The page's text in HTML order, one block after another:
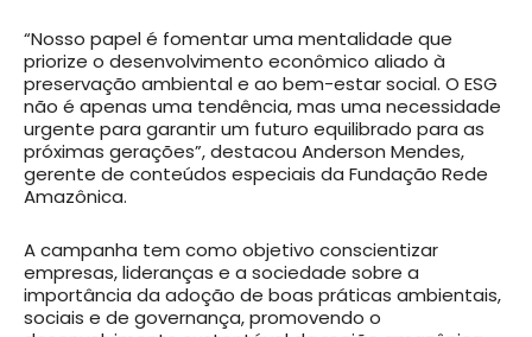
“Nosso papel é fomentar uma mentalidade que
priorize o desenvolvimento econômico aliado à
preservação ambiental e ao bem-estar social. O ESG
não é apenas uma tendência, mas uma necessidade
urgente para garantir um futuro equilibrado para as
próximas gerações”, destacou Anderson Mendes,
gerente de conteúdos especiais da Fundação Rede
Amazônica.
A campanha tem como objetivo conscientizar
empresas, lideranças e a sociedade sobre a
importância da adoção de boas práticas ambientais,
sociais e de governança, promovendo o